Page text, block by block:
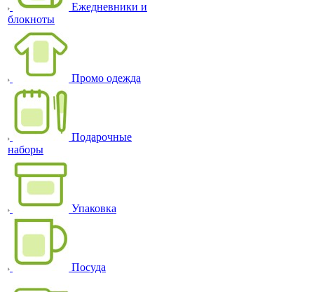
Ежедневники и
блокноты
Промо одежда
Подарочные
наборы
Упаковка
Посуда